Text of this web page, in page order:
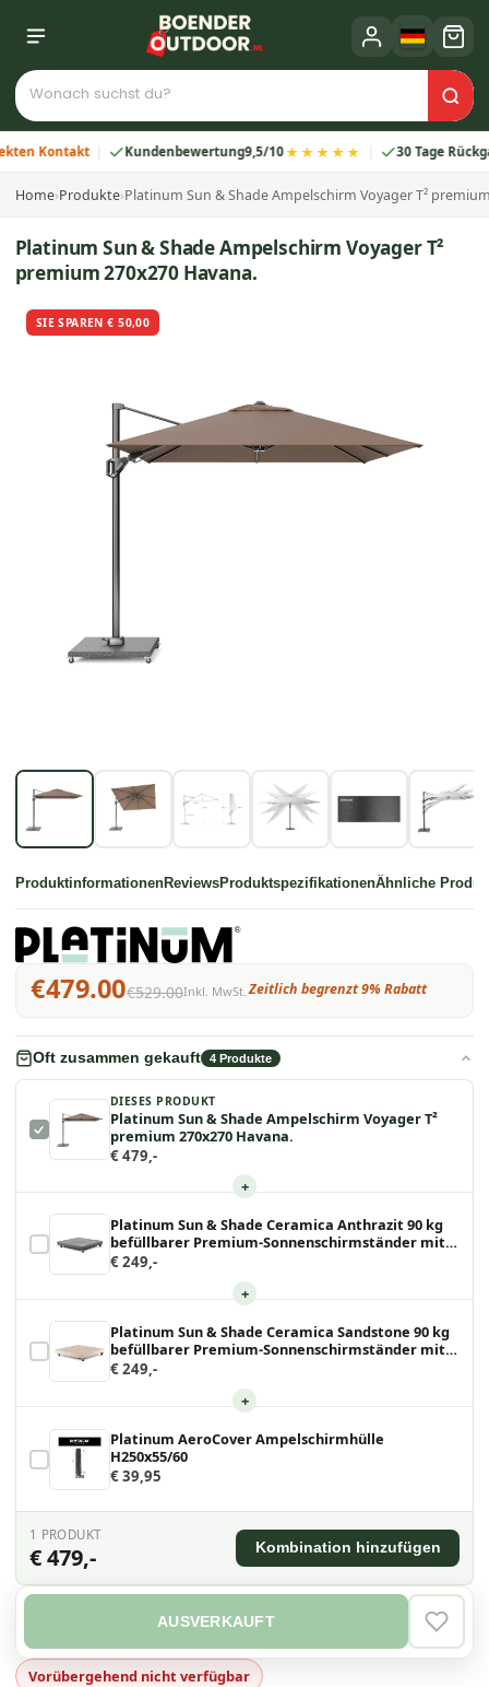
Kundenbewertung9,5/10★★★★★ 30 Tage Rückgabe
Home›Produkte›Platinum Sun & Shade Ampelschirm Voyager T²
Platinum Sun & Shade Ampelschirm Voyager T²
premium 270x270 Havana.
SIE SPAREN € 50,00
ProduktinformationenReviewsProduktspezifikationenÄhnliche
€479.00€529.00Inkl. MwSt. Zeitlich begrenzt 9% Rabatt
Vorübergehend nicht verfügbar
AUSVERKAUFT
Oft zusammen gekauft 4 Produkte
DIESES PRODUKT
Platinum Sun & Shade Ampelschirm Voyager T²
premium 270x270 Havana.
€ 479,-
+
Platinum Sun & Shade Ceramica Anthrazit 90 kg
befüllbarer Premium-Sonnenschirmständer mit
Lenkrollen für Ampelschirme.
€ 249,-
+
Platinum Sun & Shade Ceramica Sandstone 90 kg
befüllbarer Premium-Sonnenschirmständer mit
Lenkrollen für Ampelschirme.
€ 249,-
+
Platinum AeroCover Ampelschirmhülle
H250x55/60
€ 39,95
1 PRODUKT
€ 479,- Kombination hinzufügen